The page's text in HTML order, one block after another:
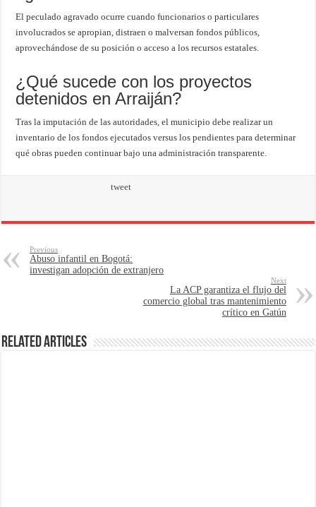
El peculado agravado ocurre cuando funcionarios o particulares
involucrados se apropian, distraen o malversan fondos públicos,
aprovechándose de su posición o acceso a los recursos estatales.
¿Qué sucede con los proyectos
detenidos en Arraiján?
Tras la imputación de las autoridades, el municipio debe realizar un
inventario de los fondos ejecutados versus los pendientes para determinar
qué obras pueden continuar bajo una administración transparente.
tweet
Previous
Abuso infantil en Bogotá:
investigan adopción de extranjero
Next
La ACP garantiza el flujo del
comercio global tras mantenimiento
crítico en Gatún
Related Articles